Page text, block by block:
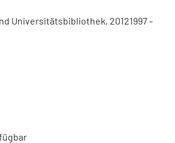
Universitätsbibliothek, 20121997 -